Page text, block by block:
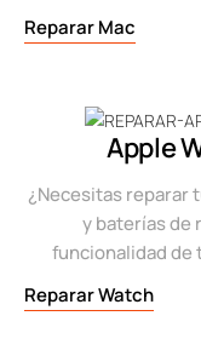
Reparar Mac
Apple
¿Necesitas reparar
y baterías de
funcionalidad
Reparar Watch